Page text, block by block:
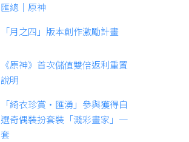
匯總｜原神
「月之四」版本創作激勵計畫
《原神》首次儲值雙倍返利重置
說明
「綺衣珍賞·匯湧」參與獲得自
選奇偶裝扮套裝「濺彩畫家」一
套